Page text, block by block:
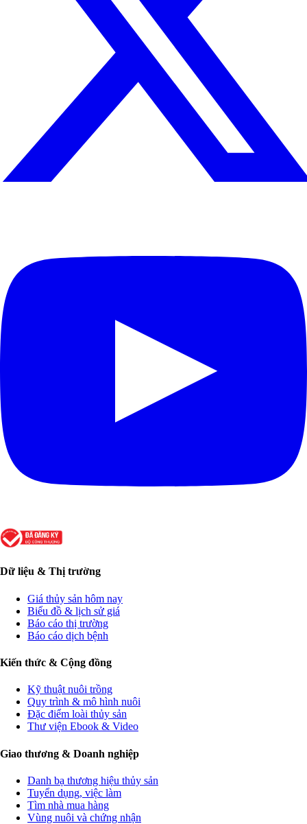
Dữ liệu & Thị trường
Giá thủy sản hôm nay
Biểu đồ & lịch sử giá
Báo cáo thị trường
Báo cáo dịch bệnh
Kiến thức & Cộng đồng
Kỹ thuật nuôi trồng
Quy trình & mô hình nuôi
Đặc điểm loài thủy sản
Thư viện Ebook & Video
Giao thương & Doanh nghiệp
Danh bạ thương hiệu thủy sản
Tuyển dụng, việc làm
Tìm nhà mua hàng
Vùng nuôi và chứng nhận